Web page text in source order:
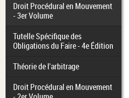
Droit Procédural en Mouvement
- 3er Volume
Tutelle Spécifique des
Obligations du Faire - 4e Édition
Théorie de l'arbitrage
Droit Procédural en Mouvement